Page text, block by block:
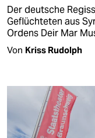
Der deutsche
Geflüchteten aus
Ordens Deir Mar
Von Kriss Rudolph